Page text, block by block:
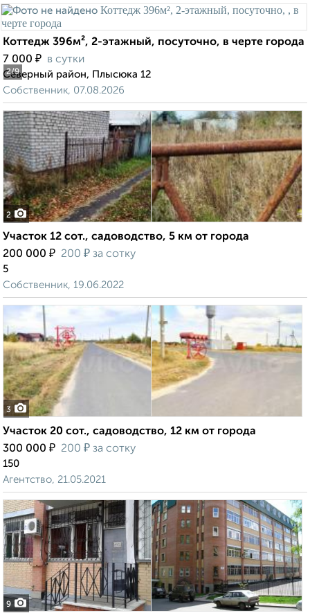
2/9
Коттедж 396м², 2-этажный, посуточно, в черте города
7 000 ₽ в сутки
Северный район, Плысюка 12
Собственник, 07.08.2026
2
Участок 12 сот., садоводство, 5 км от города
200 000 ₽ 200 ₽ за сотку
5
Собственник, 19.06.2022
3
Участок 20 сот., садоводство, 12 км от города
300 000 ₽ 200 ₽ за сотку
150
Агентство, 21.05.2021
9